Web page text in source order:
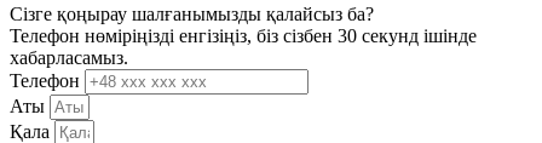
Сізге қоңырау шалғанымызды қалайсыз ба?
Телефон нөміріңізді енгізіңіз, біз сізбен 30 секунд ішінде
хабарласамыз.
Телефон
Аты
Қала